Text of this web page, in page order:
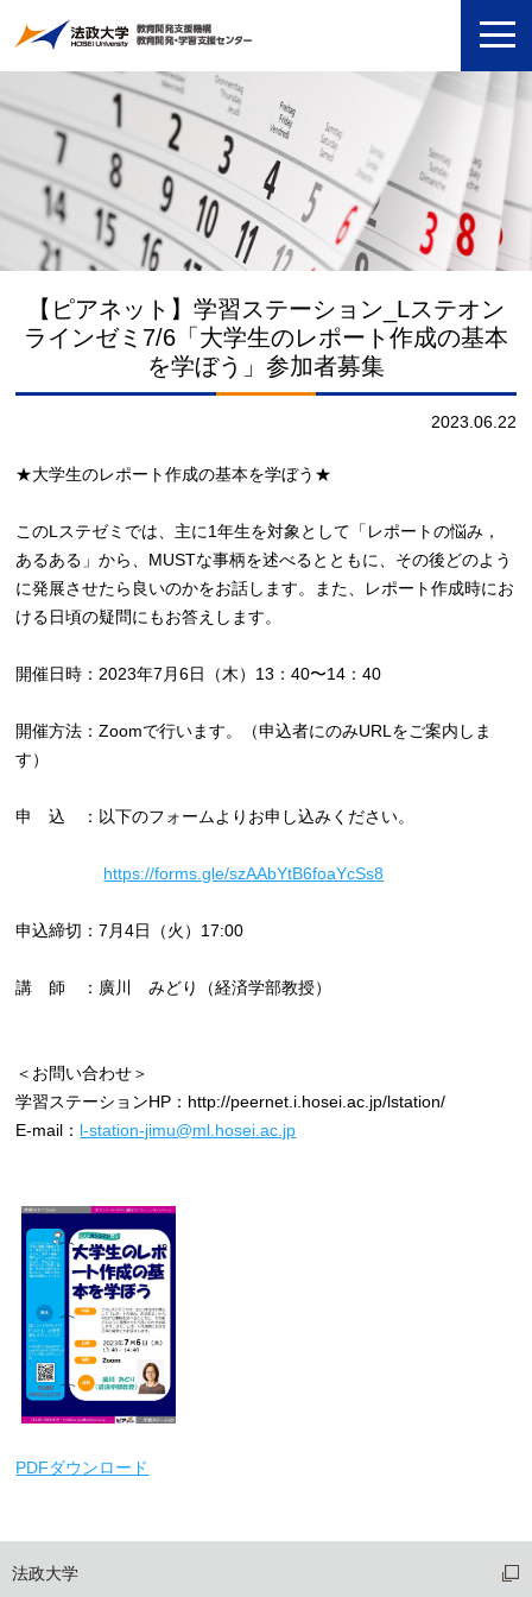
【ピアネット】学習ステーション_Lステオン
ラインゼミ7/6「大学生のレポート作成の基本
を学ぼう」参加者募集
2023.06.22
★大学生のレポート作成の基本を学ぼう★
このLステゼミでは、主に1年生を対象として「レポートの悩み，
あるある」から、MUSTな事柄を述べるとともに、その後どのよう
に発展させたら良いのかをお話します。また、レポート作成時にお
ける日頃の疑問にもお答えします。
開催日時：2023年7月6日（木）13：40〜14：40
開催方法：Zoomで行います。（申込者にのみURLをご案内しま
す）
申 込 ：以下のフォームよりお申し込みください。
https://forms.gle/szAAbYtB6foaYcSs8
申込締切：7月4日（火）17:00
講 師 ：廣川 みどり（経済学部教授）
＜お問い合わせ＞
学習ステーションHP：http://peernet.i.hosei.ac.jp/lstation/
E-mail： l-station-jimu@ml.hosei.ac.jp
PDFダウンロード
法政大学